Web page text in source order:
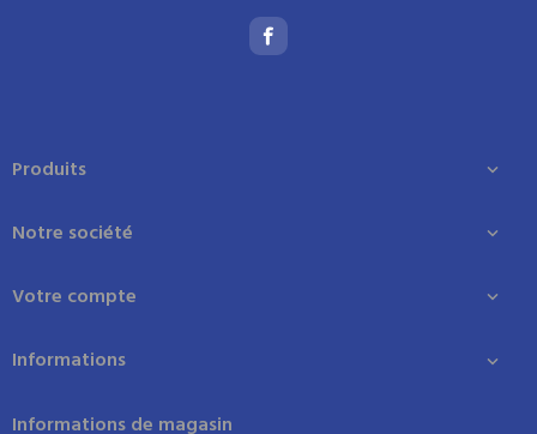
Produits 
Notre société 
Votre compte 
Informations 
Informations de magasin